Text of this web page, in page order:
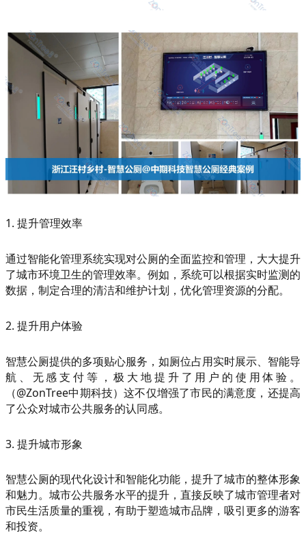
1. 提升管理效率
通过智能化管理系统实现对公厕的全面监控和管理，大大提升
了城市环境卫生的管理效率。例如，系统可以根据实时监测的
数据，制定合理的清洁和维护计划，优化管理资源的分配。
2. 提升用户体验
智慧公厕提供的多项贴心服务，如厕位占用实时展示、智能导
航、无感支付等，极大地提升了用户的使用体验。
（@ZonTree中期科技）这不仅增强了市民的满意度，还提高
了公众对城市公共服务的认同感。
3. 提升城市形象
智慧公厕的现代化设计和智能化功能，提升了城市的整体形象
和魅力。城市公共服务水平的提升，直接反映了城市管理者对
市民生活质量的重视，有助于塑造城市品牌，吸引更多的游客
和投资。